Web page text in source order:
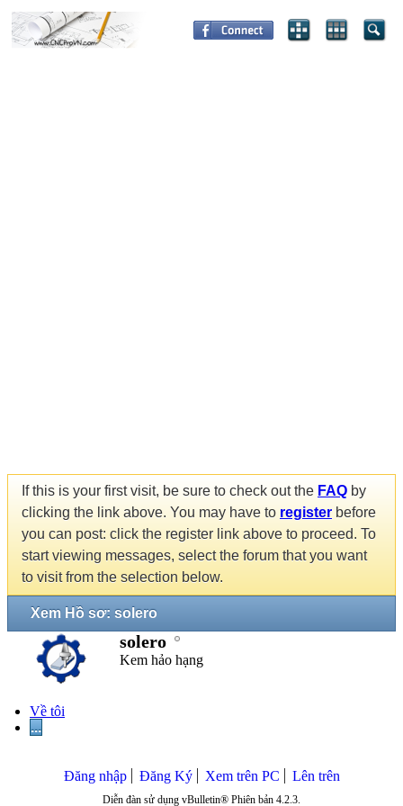
If this is your first visit, be sure to check out the FAQ by
clicking the link above. You may have to register before
you can post: click the register link above to proceed. To
start viewing messages, select the forum that you want
to visit from the selection below.
Xem Hồ sơ: solero
solero
Kem hảo hạng
Về tôi
...
Đăng nhập Đăng Ký Xem trên PC Lên trên
Diễn đàn sử dụng vBulletin® Phiên bản 4.2.3.